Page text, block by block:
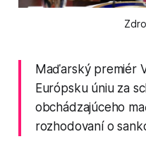
Maďarský premiér
Európsku úniu za
obchádzajúceho
rozhodovaní o